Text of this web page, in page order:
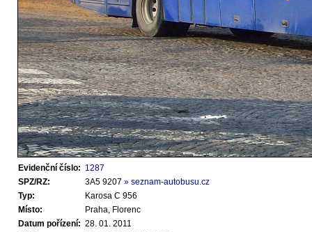
Evidenční číslo: 1287
SPZ/RZ:
3A5 9207 » seznam-autobusu.cz
Typ:
Karosa C 956
Místo:
Praha, Florenc
Datum pořízení: 28. 01. 2011